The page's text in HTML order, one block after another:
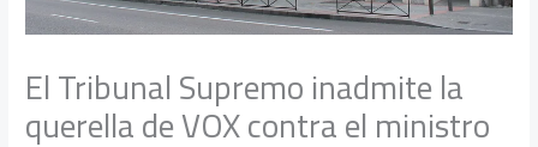
El Tribunal Supremo inadmite la
querella de VOX contra el ministro